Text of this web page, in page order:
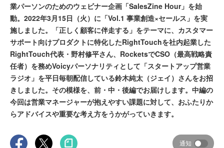
業パーソンのためのウェビナー企画「SalesZine Hour」を始
動。2022年3月15日（火）に「Vol.1 事業創造×セールス」を実
施しました。「正しく顧客に伴走する」をテーマに、カスタマー
サポート向けプロダクトに特化したRightTouchを社内起業した
RightTouch代表・野村修平さん、RocketsでCSO（最高戦略責
任者）を務めVoicyパーソナリティとして「スタートアップ営業
ラジオ」を平日毎朝配信している鈴木純太（ジェイ）さんをお招
きしました。その模様を、前・中・後編でお届けします。中編の
今回は営業マネージャーが抱えやすい課題に対して、おふたりか
らアドバイスや重要な考え方をうかがっていきます。
通知